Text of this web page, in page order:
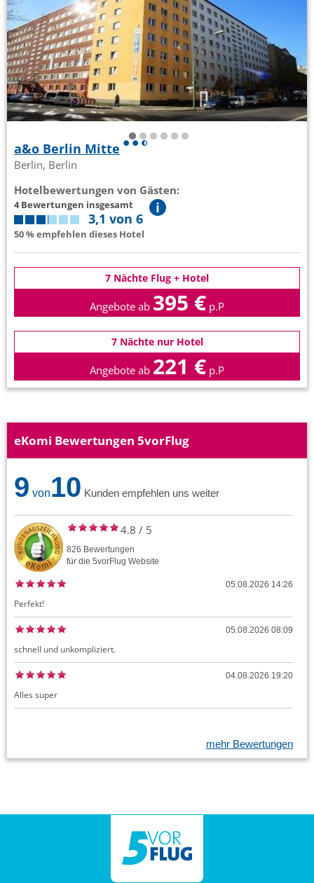
a&o Berlin Mitte
Berlin, Berlin
Hotelbewertungen von Gästen:
4 Bewertungen insgesamt
3,1 von 6
50 % empfehlen dieses Hotel
7 Nächte Flug + Hotel
Angebote ab 395 € p.P
7 Nächte nur Hotel
Angebote ab 221 € p.P
eKomi Bewertungen 5vorFlug
9 von10 Kunden empfehlen uns weiter
4.8 / 5
826 Bewertungen
für die 5vorFlug Website
05.08.2026 14:26
Perfekt!
05.08.2026 08:09
schnell und unkompliziert.
04.08.2026 19:20
Alles super
mehr Bewertungen